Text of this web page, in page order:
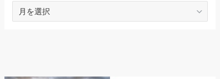
ARCHIVES